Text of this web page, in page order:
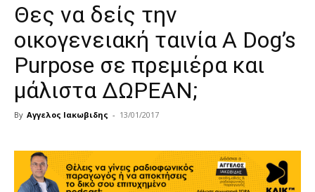
Θες να δείς την
οικογενειακή ταινία A Dog’s
Purpose σε πρεμιέρα και
μάλιστα ΔΩΡΕΑΝ;
By Αγγελος Ιακωβιδης - 13/01/2017